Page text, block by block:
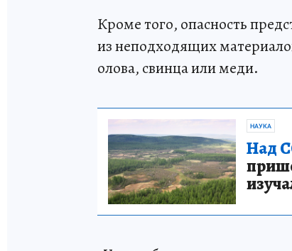
Кроме того, опасность
из неподходящих
олова, свинца или меди.
НАУКА
Над